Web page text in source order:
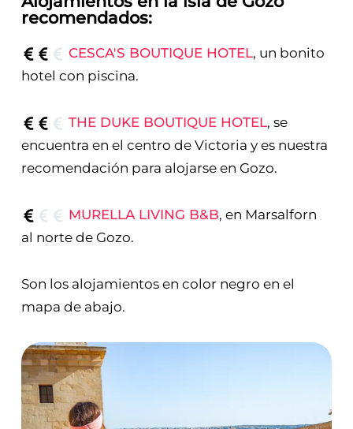
recomendados:
CESCA'S BOUTIQUE HOTEL, un bonito
hotel con piscina.
THE DUKE BOUTIQUE HOTEL, se
encuentra en el centro de Victoria y es nuestra
recomendación para alojarse en Gozo.
MURELLA LIVING B&B, en Marsalforn
al norte de Gozo.
Son los alojamientos en color negro en el
mapa de abajo.